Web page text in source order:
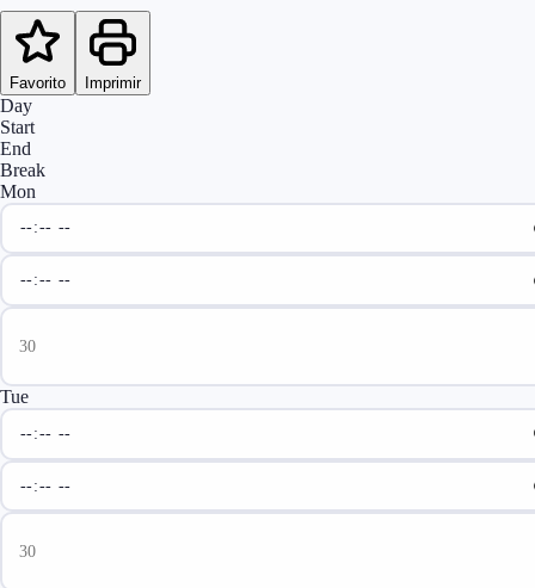
Favorito Imprimir
Day
Start
End
Break
Mon
Tue